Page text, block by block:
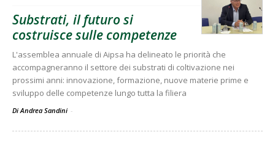
Substrati, il futuro si
costruisce sulle competenze
L'assemblea annuale di Aipsa ha delineato le priorità che
accompagneranno il settore dei substrati di coltivazione nei
prossimi anni: innovazione, formazione, nuove materie prime e
sviluppo delle competenze lungo tutta la filiera
Di Andrea Sandini -